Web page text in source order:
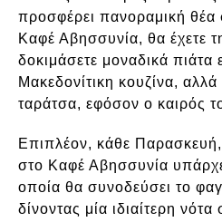
προσφέρει πανοραμική
Καφέ Αβησσυνία, θα έχετε
δοκιμάσετε μοναδικά
Μακεδονίτικη κουζίνα,
ταράτσα, εφόσον ο καιρός
Επιπλέον, κάθε
στο Καφέ Αβησσυνία
οποία θα συνοδεύσει το
δίνοντας μία ιδιαίτερη